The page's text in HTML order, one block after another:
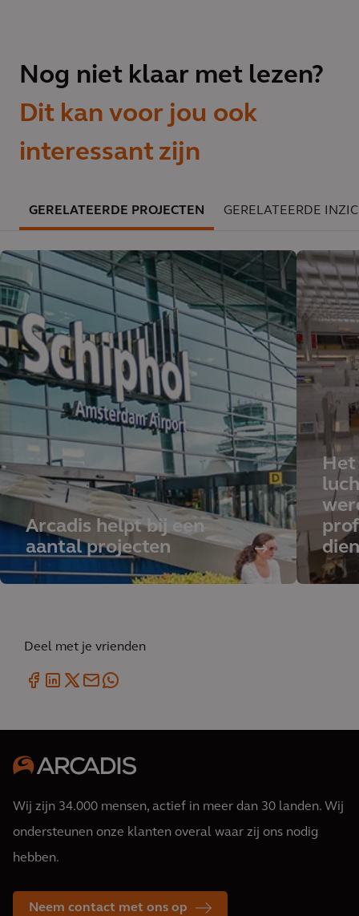
Nog niet klaar met lezen?
Dit kan voor jou ook
interessant zijn
GERELATEERDE PROJECTEN GERELATEERDE
Arcadis helpt bij een
aantal projecten
Het
Deel met je vrienden
Wij zijn 34.000 mensen, actief in meer dan 30 landen. Wij
ondersteunen onze klanten overal waar zij ons nodig
hebben.
Neem contact met ons op